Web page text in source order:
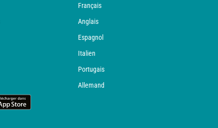
Français
Anglais
Espagnol
Italien
Portugais
Allemand